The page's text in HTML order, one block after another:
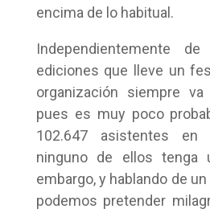
encima de lo habitual.
Independientemente
ediciones que lleve un
organización siempre
pues es muy poco
102.647 asistentes en
ninguno de ellos tenga
embargo, y hablando de
podemos pretender